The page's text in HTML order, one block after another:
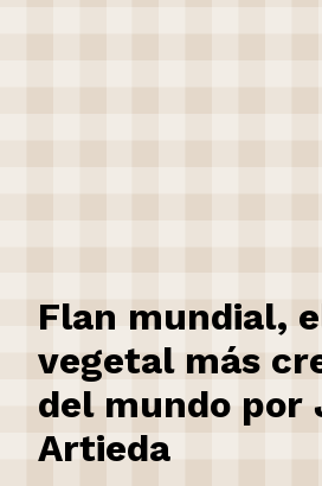
Flan mundial,
vegetal más
del mundo por
Artieda